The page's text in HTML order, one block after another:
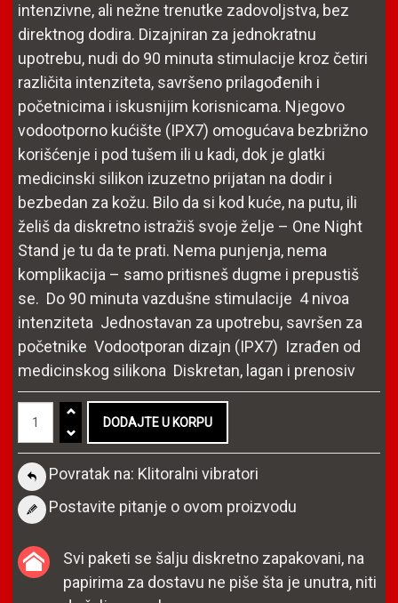
intenzivne, ali nežne trenutke zadovoljstva, bez
direktnog dodira. Dizajniran za jednokratnu
upotrebu, nudi do 90 minuta stimulacije kroz četiri
različita intenziteta, savršeno prilagođenih i
početnicima i iskusnijim korisnicama. Njegovo
vodootporno kućište (IPX7) omogućava bezbrižno
korišćenje i pod tušem ili u kadi, dok je glatki
medicinski silikon izuzetno prijatan na dodir i
bezbedan za kožu. Bilo da si kod kuće, na putu, ili
želiš da diskretno istražiš svoje želje – One Night
Stand je tu da te prati. Nema punjenja, nema
komplikacija – samo pritisneš dugme i prepustiš
se. Do 90 minuta vazdušne stimulacije 4 nivoa
intenziteta Jednostavan za upotrebu, savršen za
početnike Vodootporan dizajn (IPX7) Izrađen od
medicinskog silikona Diskretan, lagan i prenosiv
Povratak na: Klitoralni vibratori
Postavite pitanje o ovom proizvodu
Svi paketi se šalju diskretno zapakovani, na
papirima za dostavu ne piše šta je unutra, niti